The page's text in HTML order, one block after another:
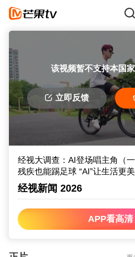
该视频暂不支持本国
立即反馈
经视大调查：AI登场唱主角（
残疾也能踢足球 “AI”让生活更
经视新闻 2026
APP看高清